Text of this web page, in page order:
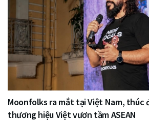
Moonfolks ra mắt tại Việt Nam, thúc
thương hiệu Việt vươn tầm ASEAN